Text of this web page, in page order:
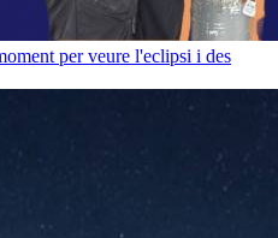
per veure l'eclipsi i des